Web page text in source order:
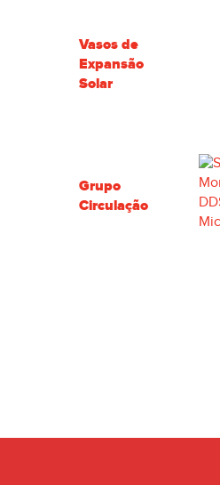
Vasos de
Expansão
Solar
Grupo
Circulação